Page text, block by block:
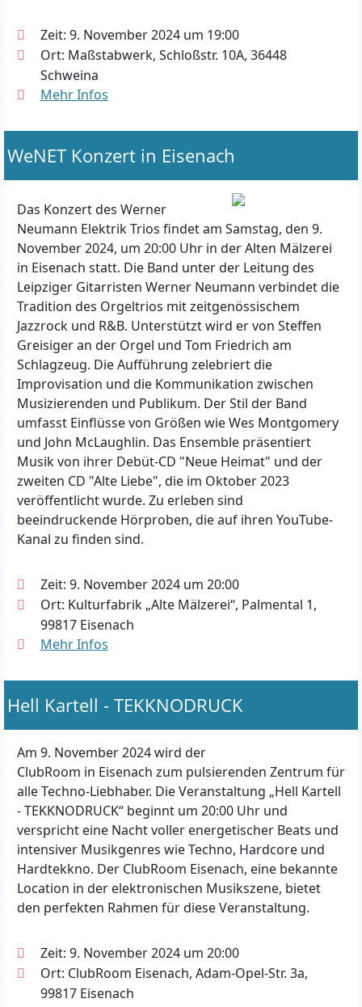
Zeit: 9. November 2024 um 19:00
Ort: Maßstabwerk, Schloßstr. 10A, 36448
Schweina
Mehr Infos
WeNET Konzert in Eisenach
Das Konzert des Werner
Neumann Elektrik Trios findet am Samstag, den 9.
November 2024, um 20:00 Uhr in der Alten Mälzerei
in Eisenach statt. Die Band unter der Leitung des
Leipziger Gitarristen Werner Neumann verbindet die
Tradition des Orgeltrios mit zeitgenössischem
Jazzrock und R&B. Unterstützt wird er von Steffen
Greisiger an der Orgel und Tom Friedrich am
Schlagzeug. Die Aufführung zelebriert die
Improvisation und die Kommunikation zwischen
Musizierenden und Publikum. Der Stil der Band
umfasst Einflüsse von Größen wie Wes Montgomery
und John McLaughlin. Das Ensemble präsentiert
Musik von ihrer Debüt-CD "Neue Heimat" und der
zweiten CD "Alte Liebe", die im Oktober 2023
veröffentlicht wurde. Zu erleben sind
beeindruckende Hörproben, die auf ihren YouTube-
Kanal zu finden sind.
Zeit: 9. November 2024 um 20:00
Ort: Kulturfabrik „Alte Mälzerei“, Palmental 1,
99817 Eisenach
Mehr Infos
Hell Kartell - TEKKNODRUCK
Am 9. November 2024 wird der
ClubRoom in Eisenach zum pulsierenden Zentrum für
alle Techno-Liebhaber. Die Veranstaltung „Hell Kartell
- TEKKNODRUCK“ beginnt um 20:00 Uhr und
verspricht eine Nacht voller energetischer Beats und
intensiver Musikgenres wie Techno, Hardcore und
Hardtekkno. Der ClubRoom Eisenach, eine bekannte
Location in der elektronischen Musikszene, bietet
den perfekten Rahmen für diese Veranstaltung.
Zeit: 9. November 2024 um 20:00
Ort: ClubRoom Eisenach, Adam-Opel-Str. 3a,
99817 Eisenach